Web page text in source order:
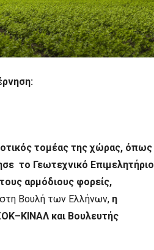
τομέας της χώρας, όπως
το Γεωτεχνικό Επιμελητήριο
αρμόδιους φορείς,
Βουλή των Ελλήνων, η
και Βουλευτής